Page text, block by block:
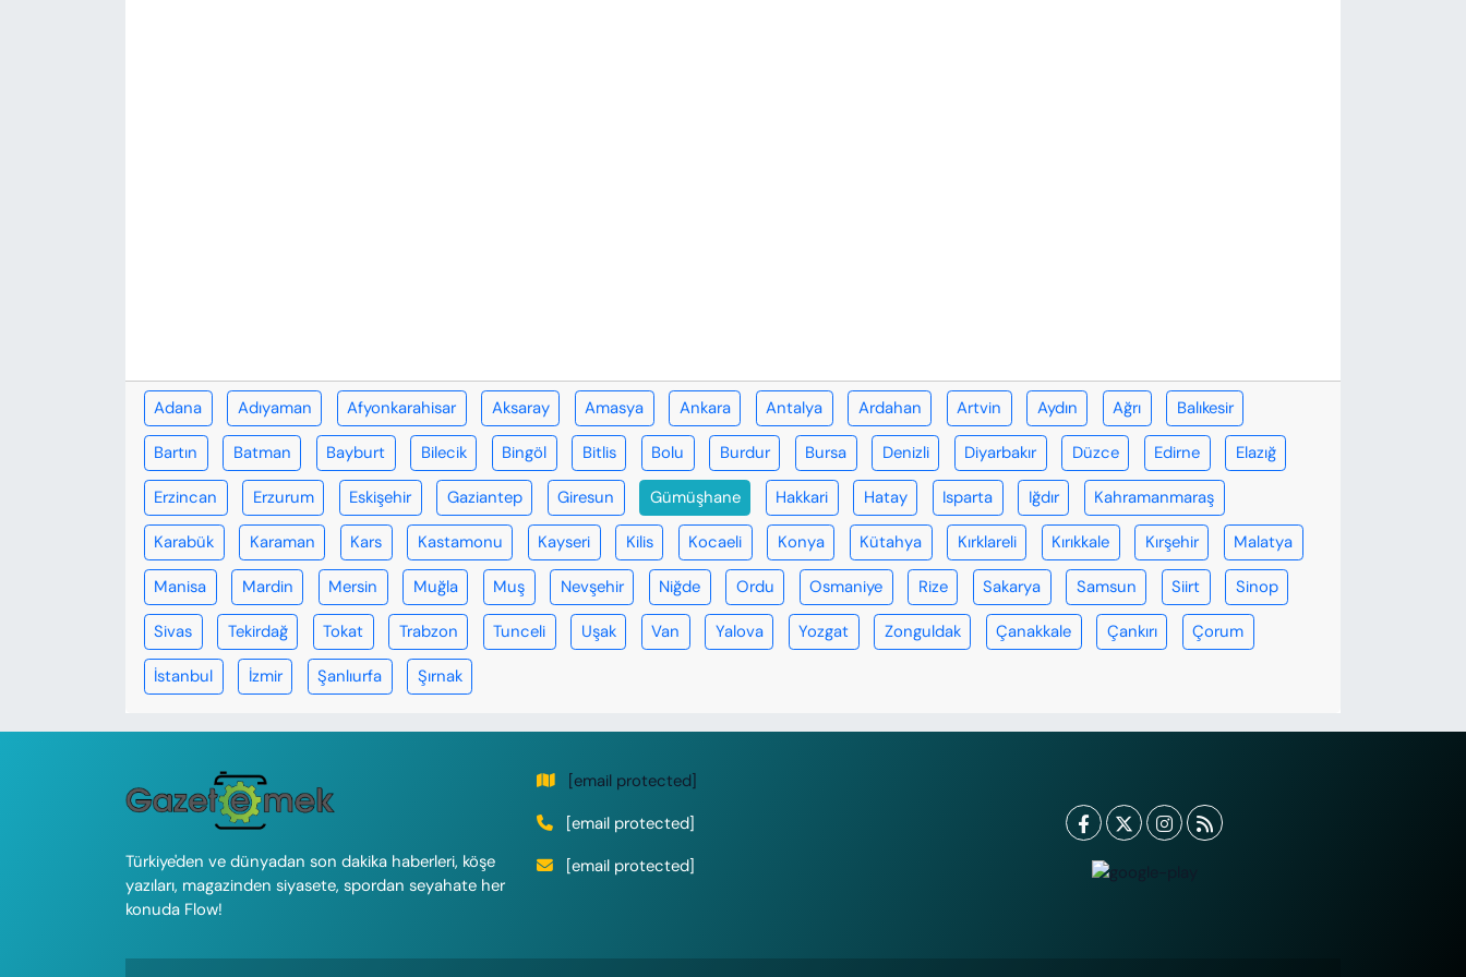
Adana Adıyaman Afyonkarahisar Aksaray Amasya Ankara Antalya Ardahan Artvin Aydın Ağrı Balıkesir
Bartın Batman Bayburt Bilecik Bingöl Bitlis Bolu Burdur Bursa Denizli Diyarbakır Düzce Edirne Elazığ
Erzincan Erzurum Eskişehir Gaziantep Giresun Gümüşhane Hakkari Hatay Isparta Iğdır Kahramanmaraş
Karabük Karaman Kars Kastamonu Kayseri Kilis Kocaeli Konya Kütahya Kırklareli Kırıkkale Kırşehir Malatya
Manisa Mardin Mersin Muğla Muş Nevşehir Niğde Ordu Osmaniye Rize Sakarya Samsun Siirt Sinop
Sivas Tekirdağ Tokat Trabzon Tunceli Uşak Van Yalova Yozgat Zonguldak Çanakkale Çankırı Çorum
İstanbul İzmir Şanlıurfa Şırnak
Türkiye'den ve dünyadan son dakika haberleri, köşe
yazıları, magazinden siyasete, spordan seyahate her
konuda Flow!
[email protected]
[email protected]
[email protected]
VAN VE DİYARBAKIR HABERLERİ